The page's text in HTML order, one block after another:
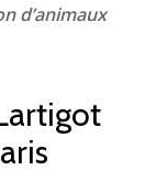
d’animaux